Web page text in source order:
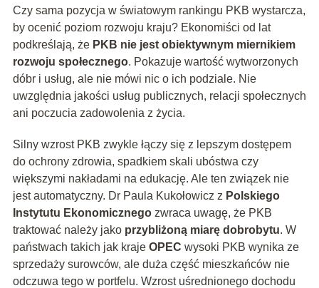
Czy sama pozycja w światowym rankingu PKB wystarcza,
by ocenić poziom rozwoju kraju? Ekonomiści od lat
podkreślają, że PKB nie jest obiektywnym miernikiem
rozwoju społecznego. Pokazuje wartość wytworzonych
dóbr i usług, ale nie mówi nic o ich podziale. Nie
uwzględnia jakości usług publicznych, relacji społecznych
ani poczucia zadowolenia z życia.
Silny wzrost PKB zwykle łączy się z lepszym dostępem
do ochrony zdrowia, spadkiem skali ubóstwa czy
większymi nakładami na edukację. Ale ten związek nie
jest automatyczny. Dr Paula Kukołowicz z Polskiego
Instytutu Ekonomicznegozwraca uwagę, że PKB
traktować należy jako przybliżoną miarę dobrobytu. W
państwach takich jak kraje OPEC wysoki PKB wynika ze
sprzedaży surowców, ale duża część mieszkańców nie
odczuwa tego w portfelu. Wzrost uśrednionego dochodu